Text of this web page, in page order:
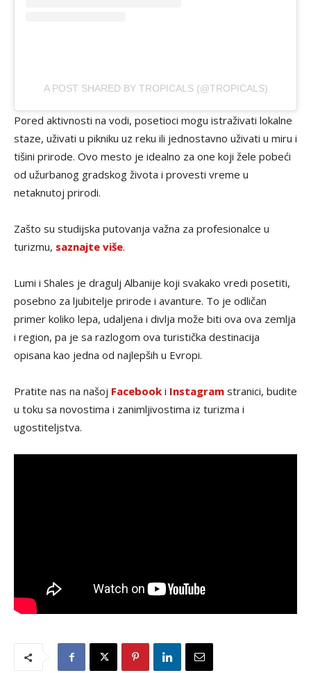
A POST SHARED BY TROPICALS (@TROPICALS)
Pored aktivnosti na vodi, posetioci mogu istraživati lokalne
staze, uživati u pikniku uz reku ili jednostavno uživati u miru i
tišini prirode. Ovo mesto je idealno za one koji žele pobeći
od užurbanog gradskog života i provesti vreme u
netaknutoj prirodi.
Zašto su studijska putovanja važna za profesionalce u
turizmu, saznajte više.
Lumi i Shales je dragulj Albanije koji svakako vredi posetiti,
posebno za ljubitelje prirode i avanture. To je odličan
primer koliko lepa, udaljena i divlja može biti ova ova zemlja
i region, pa je sa razlogom ova turistička destinacija
opisana kao jedna od najlepših u Evropi.
Pratite nas na našoj Facebook i Instagram stranici, budite
u toku sa novostima i zanimljivostima iz turizma i
ugostiteljstva.